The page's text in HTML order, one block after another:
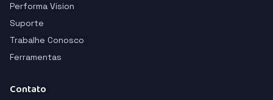
Performa Vision
Suporte
Trabalhe Conosco
Ferramentas
Contato